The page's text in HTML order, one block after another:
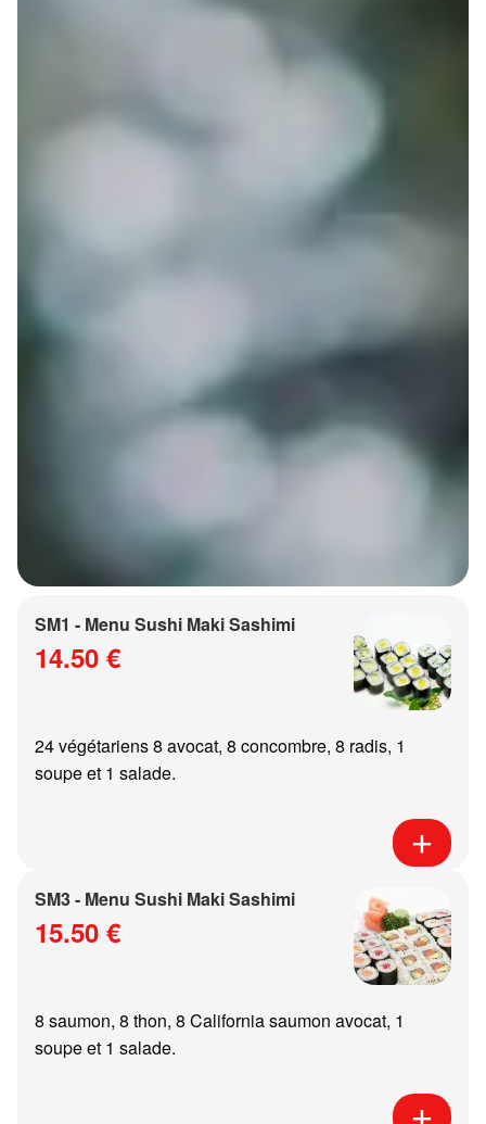
SM1 - Menu Sushi Maki Sashimi
14.50 €
24 végétariens 8 avocat, 8 concombre, 8 radis, 1
soupe et 1 salade.
SM3 - Menu Sushi Maki Sashimi
15.50 €
8 saumon, 8 thon, 8 California saumon avocat, 1
soupe et 1 salade.